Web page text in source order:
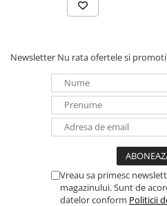
Panouri portabile
Statii energie portabile
Intrerupatoare si prize
Dulapuri pentru cablare
Sigurante
Tablouri electrice
Newsletter Nu rata ofertele si
Vreau sa primesc
magazinului. Sunt de
datelor conform Politicii